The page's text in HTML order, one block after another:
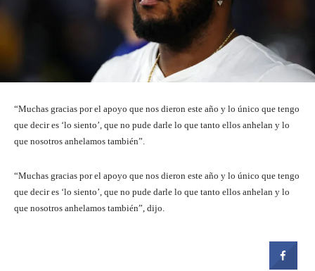
“Muchas gracias por el apoyo que nos dieron este año y lo único que tengo
que decir es ‘lo siento’, que no pude darle lo que tanto ellos anhelan y lo
que nosotros anhelamos también”.
“Muchas gracias por el apoyo que nos dieron este año y lo único que tengo
que decir es ‘lo siento’, que no pude darle lo que tanto ellos anhelan y lo
que nosotros anhelamos también”, dijo.